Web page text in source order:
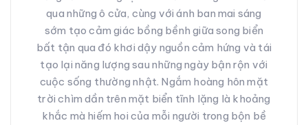
qua những ô cửa, cùng với ánh ban mai sáng
sớm tạo cảm giác bồng bềnh giữa song biển
bất tận qua đó khơi dậy nguồn cảm hứng và tái
tạo lại năng lượng sau những ngày bận rộn với
cuộc sống thường nhật. Ngắm hoàng hôn mặt
trời chìm dần trên mặt biển tĩnh lặng là khoảng
khắc mà hiếm hoi của mỗi người trong bộn bề